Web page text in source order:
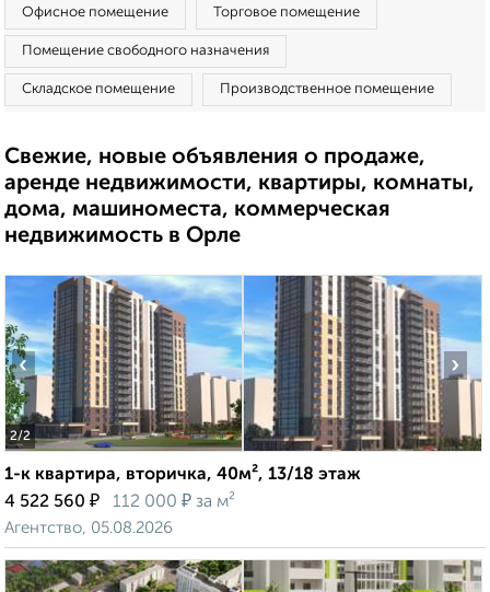
Офисное помещение Торговое помещение
Помещение свободного назначения
Складское помещение Производственное помещение
Свежие, новые объявления о продаже,
аренде недвижимости, квартиры, комнаты,
дома, машиноместа, коммерческая
недвижимость в Орле
2/2
‹ ›
1-к квартира, вторичка, 40м², 13/18 этаж
4 522 560 ₽ 112 000 ₽ за м²
Агентство, 05.08.2026